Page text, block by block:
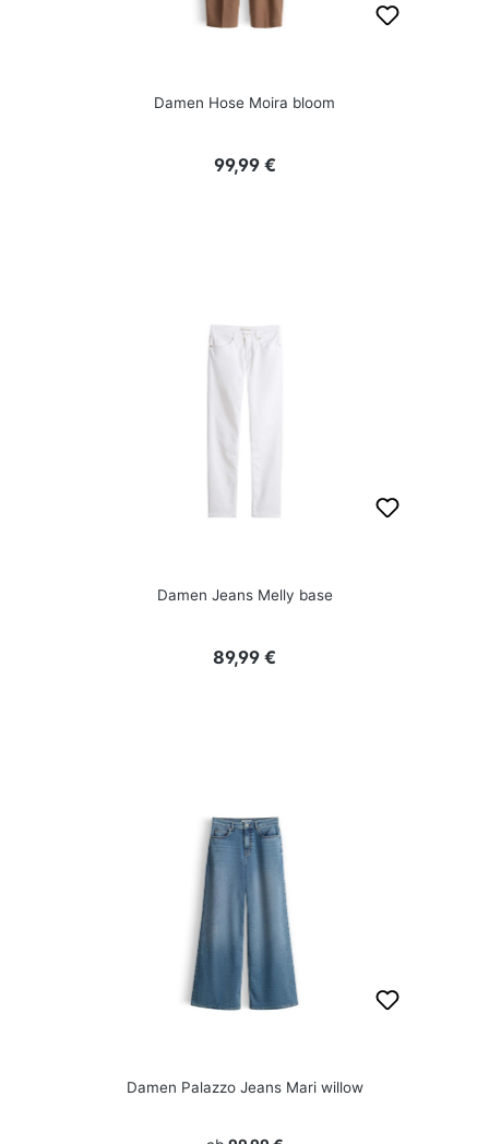
Damen Hose Moira bloom
Regulärer Preis:
99,99 €
Damen Jeans Melly base
Regulärer Preis:
89,99 €
Damen Palazzo Jeans Mari willow